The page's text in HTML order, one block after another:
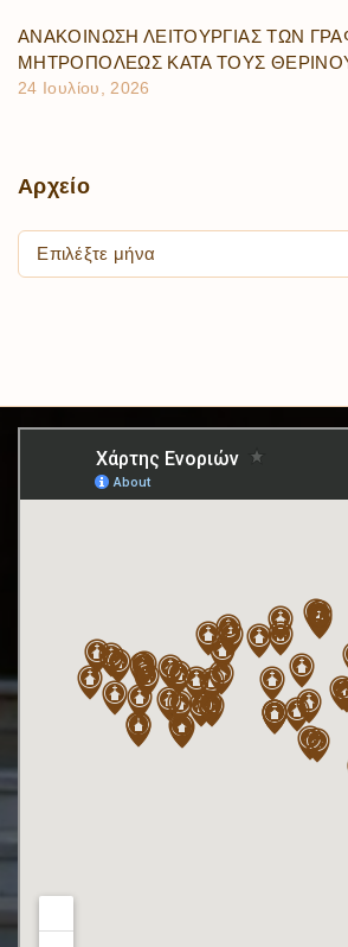
ΑΝΑΚΟΙΝΩΣΗ ΛΕΙΤΟΥΡΓΙΑΣ ΤΩΝ
ΜΗΤΡΟΠΟΛΕΩΣ ΚΑΤΑ ΤΟΥΣ
24 Ιουλίου, 2026
Αρχείο